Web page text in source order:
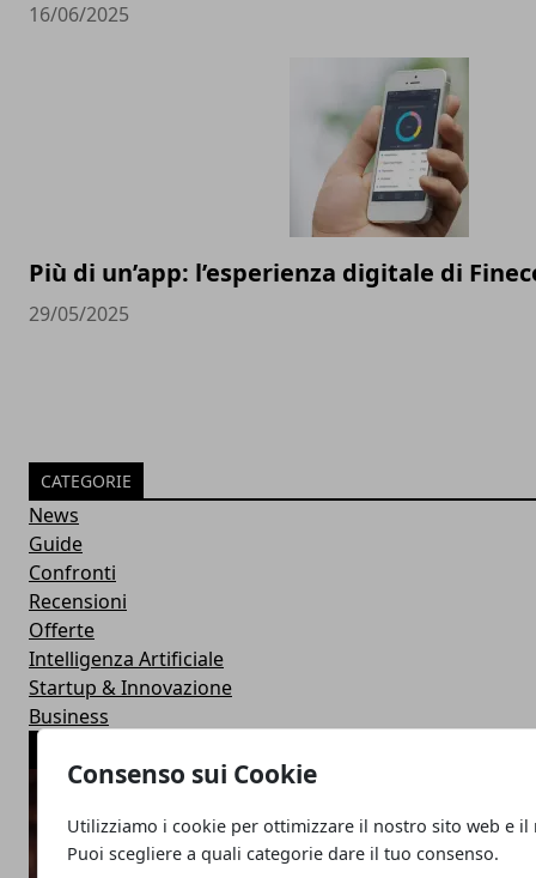
Consenso sui Cookie
Utilizziamo i cookie per ottimizzare il nostro sito web e il
Puoi scegliere a quali categorie dare il tuo consenso.
16/06/2025
Più di un’app: l’esperienza digitale di
29/05/2025
CATEGORIE
News
Guide
Confronti
Recensioni
Offerte
Intelligenza Artificiale
Startup & Innovazione
Business